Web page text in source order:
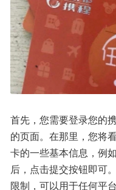
首先，您需要登录您的
的页面。在那里，您将
卡的一些基本信息，例
后，点击提交按钮即可
限制，可以用于任何平